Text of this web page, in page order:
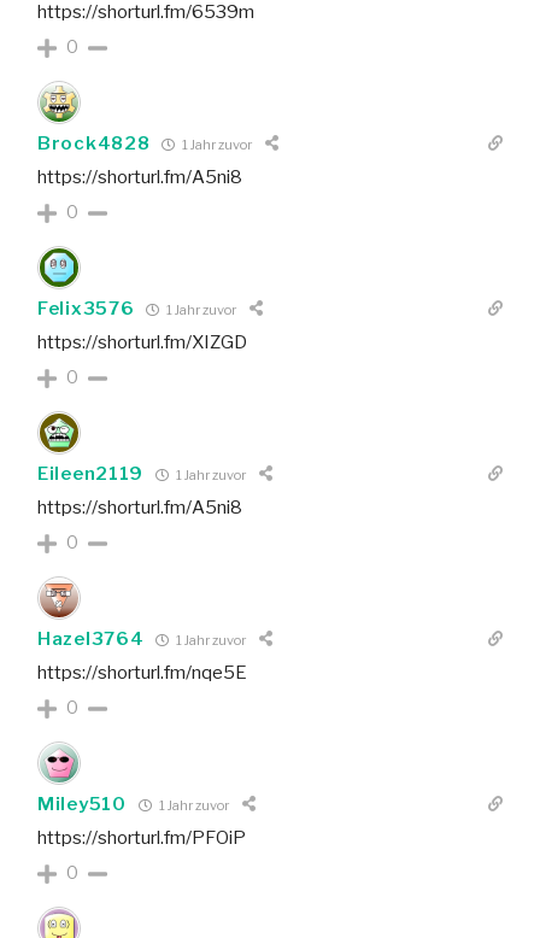
https://shorturl.fm/6539m
0
Brock4828 1 Jahr zuvor
https://shorturl.fm/A5ni8
0
Felix3576 1 Jahr zuvor
https://shorturl.fm/XIZGD
0
Eileen2119 1 Jahr zuvor
https://shorturl.fm/A5ni8
0
Hazel3764 1 Jahr zuvor
https://shorturl.fm/nqe5E
0
Miley510 1 Jahr zuvor
https://shorturl.fm/PFOiP
0